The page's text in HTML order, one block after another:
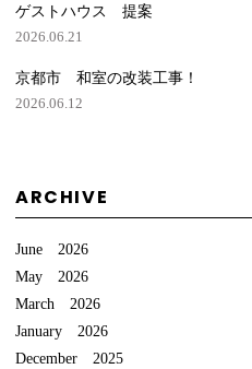
ゲストハウス 提案
2026.06.21
京都市 和室の改装工事！
2026.06.12
ARCHIVE
June 2026
May 2026
March 2026
January 2026
December 2025